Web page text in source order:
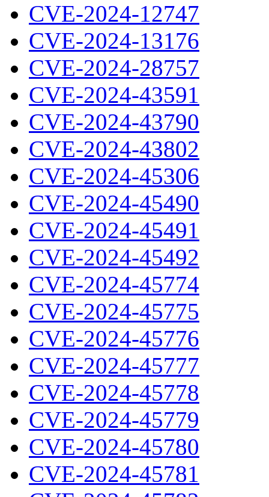
CVE-2024-12747
CVE-2024-13176
CVE-2024-28757
CVE-2024-43591
CVE-2024-43790
CVE-2024-43802
CVE-2024-45306
CVE-2024-45490
CVE-2024-45491
CVE-2024-45492
CVE-2024-45774
CVE-2024-45775
CVE-2024-45776
CVE-2024-45777
CVE-2024-45778
CVE-2024-45779
CVE-2024-45780
CVE-2024-45781